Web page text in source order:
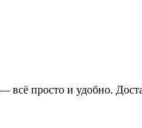
просто и удобно.